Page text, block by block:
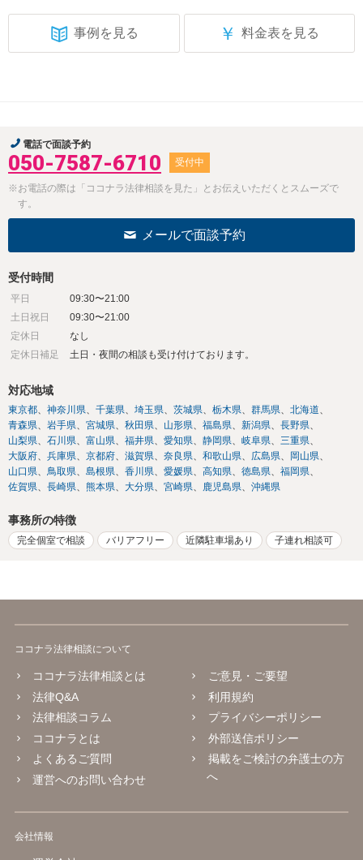
事例を見る ￥ 料金表を見る
電話で面談予約
050-7587-6710 受付中
※お電話の際は「ココナラ法律相談を見た」とお伝えいただくとスムーズで
す。
メールで面談予約
受付時間
平日
09:30〜21:00
土日祝日
09:30〜21:00
定休日
なし
定休日補足
土日・夜間の相談も受け付けております。
対応地域
東京都 神奈川県 千葉県 埼玉県 茨城県 栃木県 群馬県
北海道
青森県
岩手県 宮城県 秋田県 山形県 福島県 新潟県
長野県
山梨県
石川県 富山県 福井県 愛知県 静岡県 岐阜県
三重県
大阪府
兵庫県 京都府 滋賀県 奈良県 和歌山県 広島県
岡山県
山口県
鳥取県 島根県 香川県 愛媛県 高知県 徳島県
福岡県
佐賀県
長崎県 熊本県 大分県 宮崎県 鹿児島県 沖縄県
事務所の特徴
完全個室で相談 バリアフリー 近隣駐車場あり 子連れ相談可
ココナラ法律相談について
ココナラ法律相談とは
法律Q&A
法律相談コラム
ココナラとは
よくあるご質問
運営へのお問い合わせ
ご意見・ご要望
利用規約
プライバシーポリシー
外部送信ポリシー
掲載をご検討の弁護士の方
へ
会社情報